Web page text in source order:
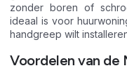
zonder boren of
ideaal is voor
handgreep wilt
Voordelen van de